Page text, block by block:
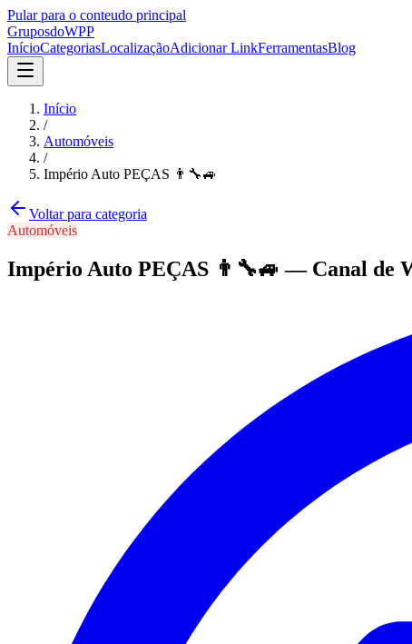
Pular para o conteudo principal
GruposdoWPP
InícioCategoriasLocalizaçãoAdicionar LinkFerramentasBlog
Início
/
Automóveis
/
Império Auto PEÇAS 👨‍🔧🚙
Voltar para categoria
Automóveis
Império Auto PEÇAS 👨‍🔧🚙 — Canal de